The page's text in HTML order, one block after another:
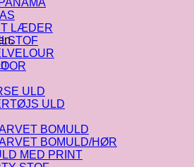
LÆDER
ULD
ULD
BOMULD
BOMULD/HØR
MED PRINT